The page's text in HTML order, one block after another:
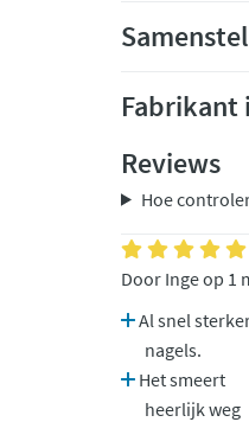
Reviews
Hoe
Door Inge op 1
Al snel
nagels.
Het smeert
heerlijk weg